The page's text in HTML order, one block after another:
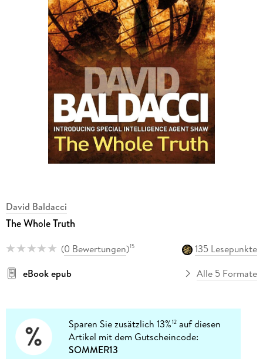
David Baldacci
The Whole Truth
(0 Bewertungen)15
135 Lesepunkte
eBook epub
Alle 5 Formate
Sparen Sie zusätzlich 13%12 auf diesen
Artikel mit dem Gutscheincode:
SOMMER13